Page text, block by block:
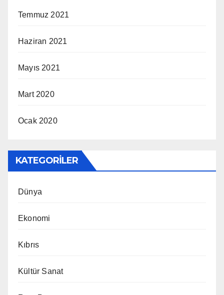
Temmuz 2021
Haziran 2021
Mayıs 2021
Mart 2020
Ocak 2020
KATEGORILER
Dünya
Ekonomi
Kıbrıs
Kültür Sanat